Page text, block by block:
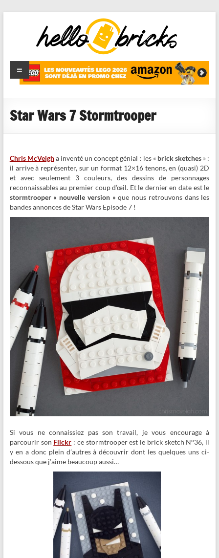
HelloBricks
Blog LEGO,
nouveaut�s
reviews
Star Wars 7 Stormtrooper
Chris McVeigha inventé un concept génial : les « brick sketches » :
il arrive à représenter, sur un format 12×16 tenons, en (quasi) 2D
et avec seulement 3 couleurs, des dessins de personnages
reconnaissables au premier coup d’œil. Et le dernier en date est le
stormtrooper « nouvelle version » que nous retrouvons dans les
bandes annonces de Star Wars Episode 7 !
Si vous ne connaissiez pas son travail, je vous encourage à
parcourir son Flickr : ce stormtrooper est le brick sketch N°36, il
y en a donc plein d’autres à découvrir dont les quelques uns ci-
dessous que j’aime beaucoup aussi…